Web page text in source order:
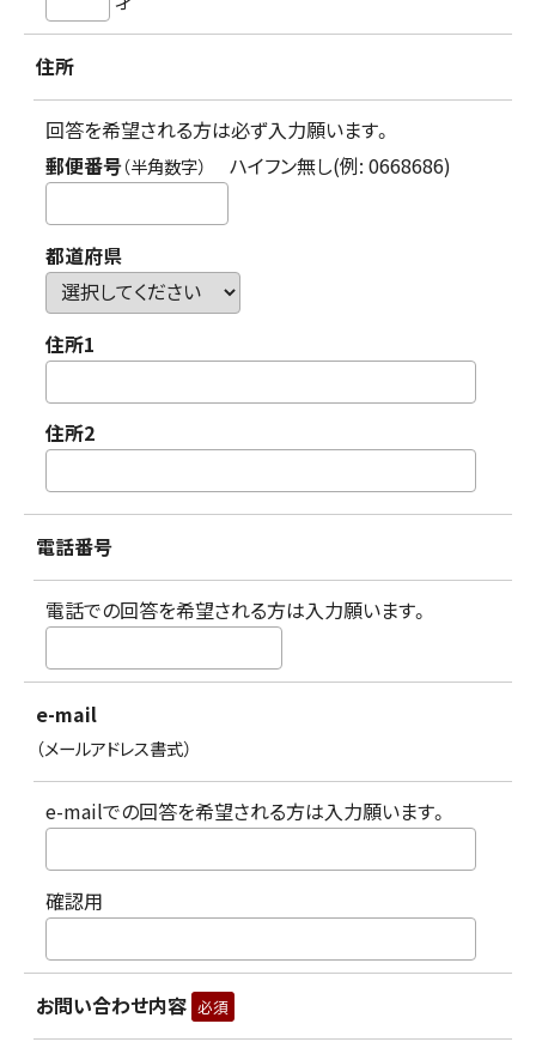
住所
回答を希望される方は必ず入力願います。
郵便番号（半角数字） ハイフン無し(例: 0668686)
都道府県
住所1
住所2
電話番号
電話での回答を希望される方は入力願います。
e-mail
（メールアドレス書式）
e-mailでの回答を希望される方は入力願います。
確認用
お問い合わせ内容 必須